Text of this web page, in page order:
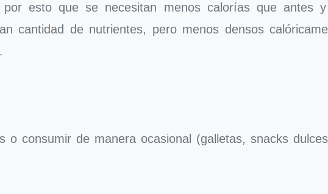
por esto que se necesitan menos calorías que antes
cantidad de nutrientes, pero menos densos
o consumir de manera ocasional (galletas, snacks